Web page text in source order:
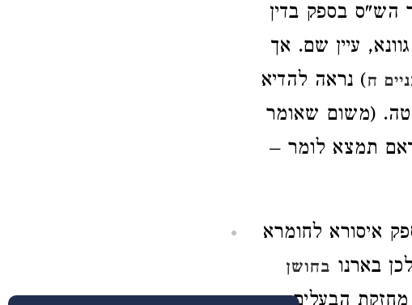
הש"ס בספק בדין
עיין שם. אך
ח) נראה להדיא
(משום שאומר
תמצא לומר –
איסורא לחומרא
בארנו בחושן